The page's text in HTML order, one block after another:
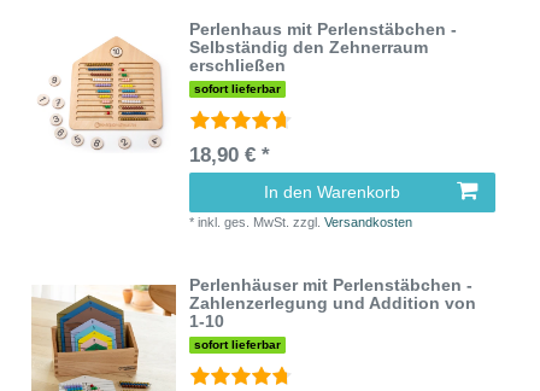
Perlenhaus mit Perlenstäbchen -
Selbständig den Zehnerraum
erschließen
sofort lieferbar
18,90 € *
In den Warenkorb
*inkl. ges. MwSt. zzgl.Versandkosten
Perlenhäuser mit Perlenstäbchen -
Zahlenzerlegung und Addition von
1-10
sofort lieferbar